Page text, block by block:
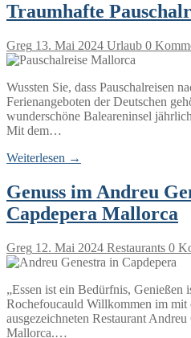
Traumhafte
Greg 13. Mai 2024 Urlaub 0
Wussten Sie, dass Pauschalreisen
Ferienangeboten der Deutschen
wunderschöne Baleareninsel
Mit dem…
Weiterlesen →
Genuss im Andreu
Capdepera Mallorca
Greg 12. Mai 2024 Restaurants 0
„Essen ist ein Bedürfnis, Genießen
Rochefoucauld Willkommen im mit
ausgezeichneten Restaurant
Mallorca.…